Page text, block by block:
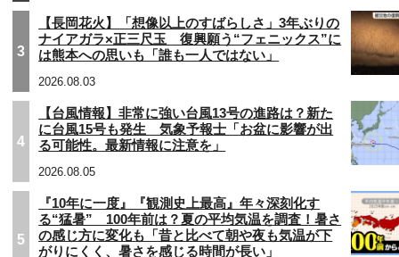
3
【長岡花火】「想像以上のすばらしさ」3年ぶりの
ナイアガラ×正三尺玉 復興願う“フェニックス”に
は熊本への思いも「誰も一人ではない」
2026.08.03
4
【台風情報】非常に強い台風13号の進路は？新た
に台風15号も発生 気象予報士「お盆に影響が出
る可能性。最新情報に注意を」
2026.08.05
5
『10年に一度』『観測史上最高』年々深刻化す
る“猛暑” 100年前は？夏の平均気温を調査！暑さ
の感じ方に変化も「昔と比べて朝や夜も気温が下
がりにくく、暑さを感じる時間が長い」